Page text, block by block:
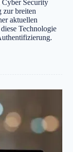
Cyber Security
zur breiten
aktuellen
Technologie